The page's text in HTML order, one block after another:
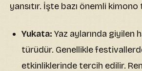
yansıtır. İşte bazı önemli
Yukata: Yaz aylarında giyilen
türüdür. Genellikle
etkinliklerinde tercih edilir.